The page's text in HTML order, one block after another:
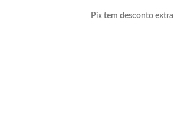
Pix tem desconto extra